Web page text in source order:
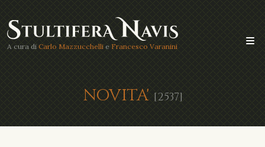
A cura di Carlo Mazzucchelli e Francesco Varanini
NOVITA' [2537]